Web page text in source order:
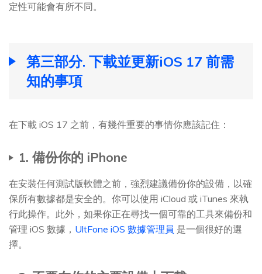
定性可能會有所不同。
第三部分. 下載並更新iOS 17 前需
知的事項
在下載 iOS 17 之前，有幾件重要的事情你應該記住：
1. 備份你的 iPhone
在安裝任何測試版軟體之前，強烈建議備份你的設備，以確
保所有數據都是安全的。你可以使用 iCloud 或 iTunes 來執
行此操作。此外，如果你正在尋找一個可靠的工具來備份和
管理 iOS 數據， UltFone iOS 數據管理員 是一個很好的選
擇。